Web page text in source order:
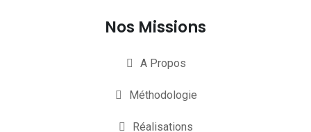
Nos Missions
A Propos
Méthodologie
Réalisations